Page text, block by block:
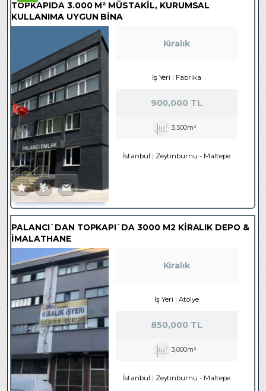
TOPKAPIDA 3.000 M² MÜSTAKİL, KURUMSAL
KULLANIMA UYGUN BİNA
Kiralık
İş Yeri Fabrika
900,000 TL
3,500m²
İstanbul Zeytinburnu - Maltepe
PALANCI`DAN TOPKAPI`DA 3000 M2 KIRALIK DEPO &
İMALATHANE
Kiralık
İş Yeri Atölye
850,000 TL
3,000m²
İstanbul Zeytinburnu - Maltepe